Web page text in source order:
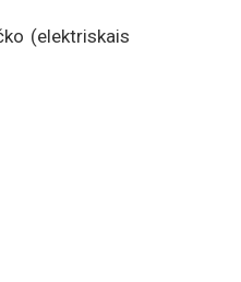
(elektriskais